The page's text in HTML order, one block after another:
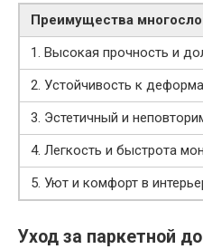
Преимущества
1. Высокая прочность и
2. Устойчивость к
3. Эстетичный и
4. Легкость и быстрота
5. Уют и комфорт в
Уход за паркетной